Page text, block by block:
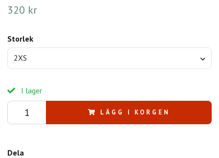
320 kr
Storlek
2XS
I lager
LÄGG I KORGEN
Dela